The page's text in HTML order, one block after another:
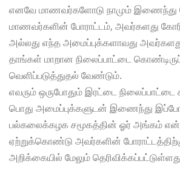
எனவே மாணவர்களோடு நாமும் இணைந்து
மாணவர்களின் போராட்டம், அவர்களது
அல்லது எந்த அமைப்புக்களாவது
தாங்கள் மாறான நிலைப்பாட்டை
வெளிப்படுத்துதல் வேண்டும்.
எவரும் ஒருபோதும் இரட்டை
பொது அமைப்புக்களுடன் இணைந்து
பல்கலைக்கழக சமூகத்தின் ஓர் அங்கம்
ஏற்றுக்கொண்டு அவர்களின்
அறிக்கையில் மேலும்